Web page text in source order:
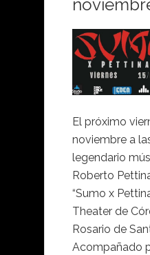
El próximo
noviembre a
legendario
Roberto
“Sumo x
Theater de
Rosario de
Acompañado